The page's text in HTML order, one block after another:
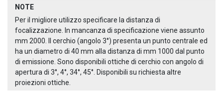
NOTE
Per il migliore utilizzo specificare la distanza di
focalizzazione. In mancanza di specificazione viene assunto
mm 2000. Il cerchio (angolo 3°) presenta un punto centrale ed
ha un diametro di 40 mm alla distanza di mm 1000 dal punto
di emissione. Sono disponibili ottiche di cerchio con angolo di
apertura di 3°, 4°, 34°, 45°. Disponibili su richiesta altre
proiezioni ottiche.